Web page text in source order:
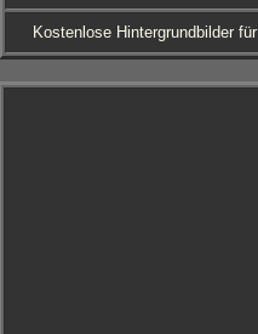
Kostenlose Hintergrundbilder